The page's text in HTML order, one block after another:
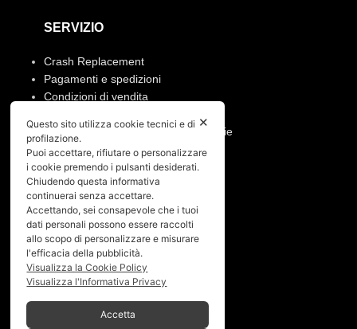
SERVIZIO
Crash Replacement
Pagamenti e spedizioni
Condizioni di vendita
Resi, annullamento ordine e garanzie
PRIVACY
Privacy policy
Cookies policy
Menù
Home
Chi siamo
✕
Questo sito utilizza cookie tecnici e di
profilazione.
Puoi accettare, rifiutare o personalizzare
i cookie premendo i pulsanti desiderati.
Chiudendo questa informativa
continuerai senza accettare.
Accettando, sei consapevole che i tuoi
dati personali possono essere raccolti
allo scopo di personalizzare e misurare
l'efficacia della pubblicità.
Visualizza la Cookie Policy
Visualizza l'Informativa Privacy
Accetta